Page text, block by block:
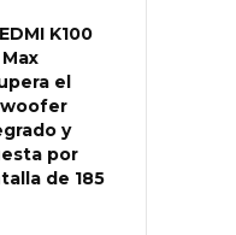
K100
el
y
por
de 185